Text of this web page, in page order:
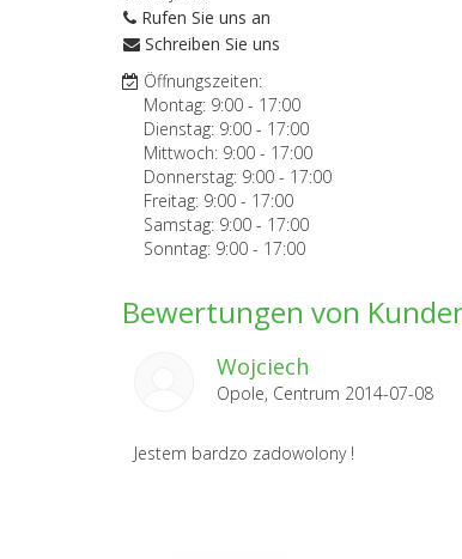
Rufen Sie uns an
Schreiben Sie uns
Öffnungszeiten:
Montag: 9:00 - 17:00
Dienstag: 9:00 - 17:00
Mittwoch: 9:00 - 17:00
Donnerstag: 9:00 - 17:00
Freitag: 9:00 - 17:00
Samstag: 9:00 - 17:00
Sonntag: 9:00 - 17:00
Bewertungen von
Wojciech
Opole, Centrum 2014-07-08
Jestem bardzo zadowolony !